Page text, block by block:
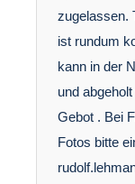
zugelassen.
ist rundum
kann in der
und
Gebot . Bei
Fotos bitte